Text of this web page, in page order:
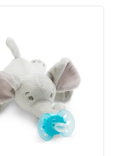
om omhoog
tijdens het geven
lucht kan
sluit. Dit
de tepel door het